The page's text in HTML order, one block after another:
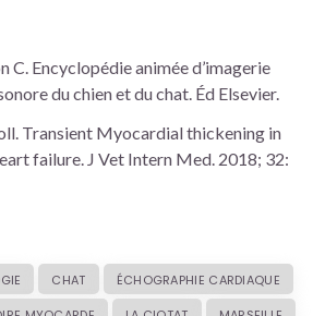
C. Encyclopédie animée d’imagerie
du chien et du chat. Éd Elsevier.
Transient Myocardial thickening in
failure. J Vet Intern Med. 2018; 32:
CHAT
ÉCHOGRAPHIE CARDIAQUE